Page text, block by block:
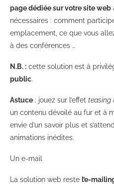
page dédiée sur votre site web
nécessaires : comment
emplacement, ce que vous
à des conférences …
N.B. : cette solution est à
public.
Astuce : jouez sur l’effet teasing
un contenu dévoilé au fur et à
envie d’un savoir plus et
animations inédites.
Un e-mail
La solution web reste l’e-